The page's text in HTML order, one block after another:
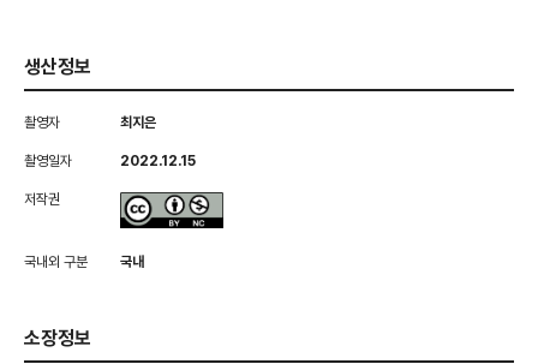
생산정보
촬영자 최지은
촬영일자 2022.12.15
저작권
국내외 구분 국내
소장정보